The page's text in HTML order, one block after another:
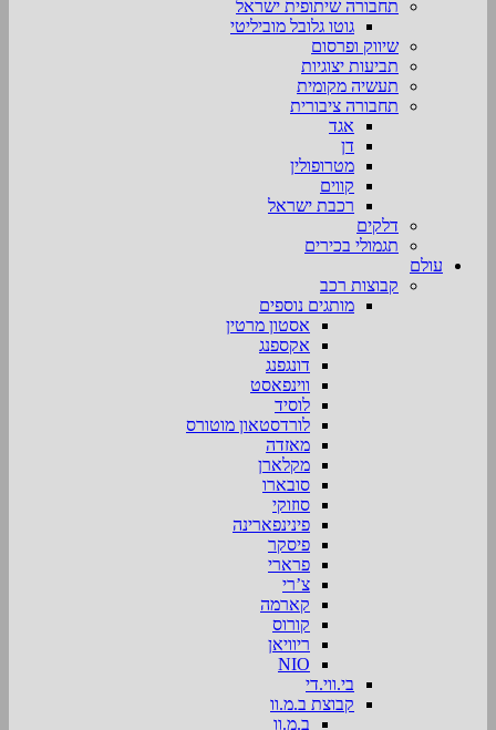
תחבורה שיתופית ישראל
גוטו גלובל מוביליטי
שיווק ופרסום
תביעות יצוגיות
תעשיה מקומית
תחבורה ציבורית
אגד
דן
מטרופולין
קווים
רכבת ישראל
דלקים
תגמולי בכירים
עולם
קבוצות רכב
מותגים נוספים
אסטון מרטין
אקספנג
דונגפנג
ווינפאסט
לוסיד
לורדסטאון מוטורס
מאזדה
מקלארן
סובארו
סוזוקי
פינינפארינה
פיסקר
פרארי
צ’רי
קארמה
קורוס
ריוויאן
NIO
בי.ווי.די
קבוצת ב.מ.וו
ב.מ.וו